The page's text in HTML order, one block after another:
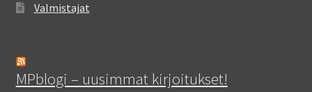
Valmistajat
MPblogi – uusimmat kirjoitukset!